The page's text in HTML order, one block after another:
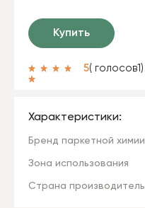
Купить
5( голосов1 )
Характеристики:
Бренд паркетной химии
Зона использования
Страна производитель